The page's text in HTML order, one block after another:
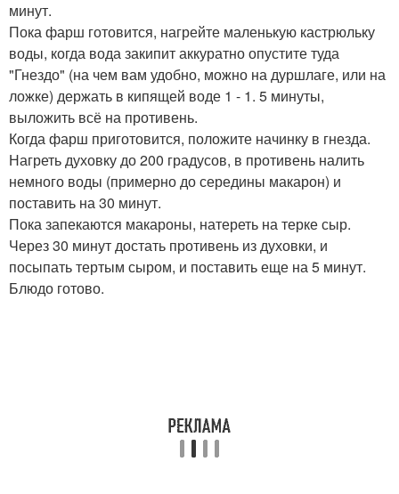
минут.
Пока фарш готовится, нагрейте маленькую кастрюльку
воды, когда вода закипит аккуратно опустите туда
"Гнездо" (на чем вам удобно, можно на дуршлаге, или на
ложке) держать в кипящей воде 1 - 1. 5 минуты,
выложить всё на противень.
Когда фарш приготовится, положите начинку в гнезда.
Нагреть духовку до 200 градусов, в противень налить
немного воды (примерно до середины макарон) и
поставить на 30 минут.
Пока запекаются макароны, натереть на терке сыр.
Через 30 минут достать противень из духовки, и
посыпать тертым сыром, и поставить еще на 5 минут.
Блюдо готово.